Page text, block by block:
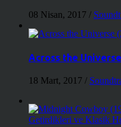
08 Nisan, 2017 /
Across the
18 Mart, 2017 /